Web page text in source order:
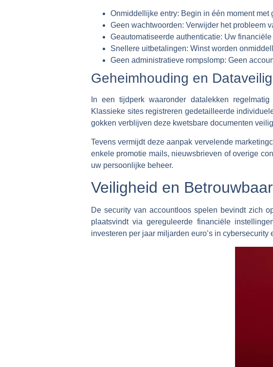
Onmiddellijke entry: Begin in één moment met
Geen wachtwoorden: Verwijder het probleem
Geautomatiseerde authenticatie: Uw
Snellere uitbetalingen: Winst worden
Geen administratieve rompslomp: Geen
Geheimhouding en
In een tijdperk waaronder datalekken
Klassieke sites registreren gedetailleerde
gokken verblijven deze kwetsbare documenten
Tevens vermijdt deze aanpak vervelende
enkele promotie mails, nieuwsbrieven of overige
uw persoonlijke beheer.
Veiligheid en
De security van accountloos spelen bevindt zich
plaatsvindt via gereguleerde financiële
investeren per jaar miljarden euro’s in